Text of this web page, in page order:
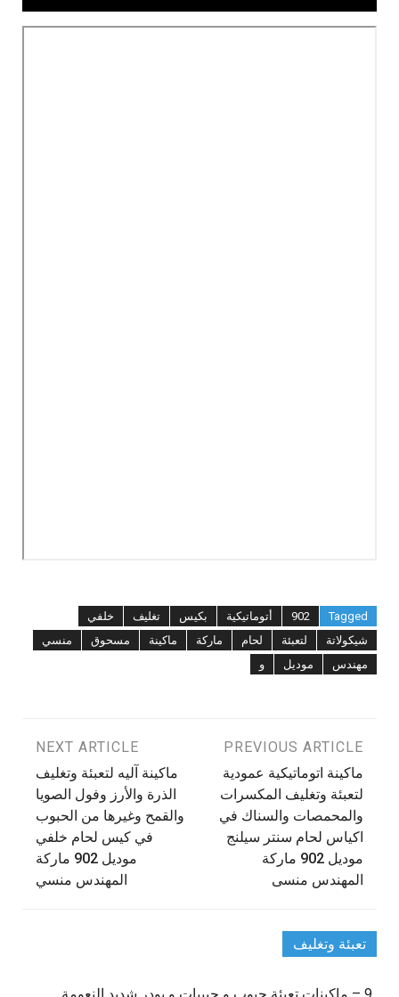
Tagged
902 أتوماتيكية بكيس تغليف
خلفي
شيكولاتة
لتعبئة لحام ماركة ماكينة مسحوق
منسي
مهندس
موديل و
تصفّح
المقالات
PREVIOUS ARTICLE
ماكينة اتوماتيكية عمودية
لتعبئة وتغليف المكسرات
والمحمصات والسناك في
اكياس لحام سنتر سيلنج
موديل 902 ماركة
المهندس منسى
NEXT ARTICLE
ماكينة آليه لتعبئة وتغليف
الذرة والأرز وفول الصويا
والقمح وغيرها من الحبوب
في كيس لحام خلفي
موديل 902 ماركة
المهندس منسي
تعبئة وتغليف